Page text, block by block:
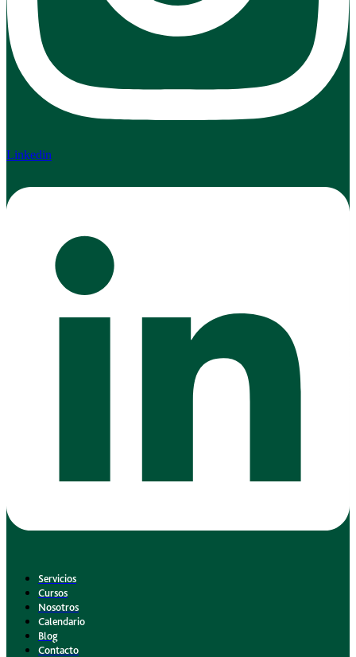
Linkedin
Servicios
Cursos
Nosotros
Calendario
Blog
Contacto